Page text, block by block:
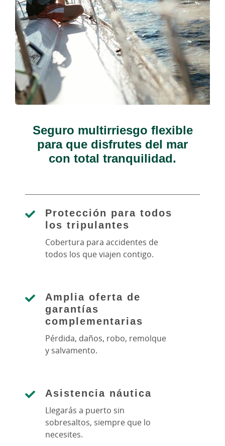
Seguro multirriesgo flexible
para que disfrutes del mar
con total tranquilidad.
Protección para todos
los tripulantes
Cobertura para accidentes de
todos los que viajen contigo.
Amplia oferta de
garantías
complementarias
Pérdida, daños, robo, remolque
y salvamento.
Asistencia náutica
Llegarás a puerto sin
sobresaltos, siempre que lo
necesites.